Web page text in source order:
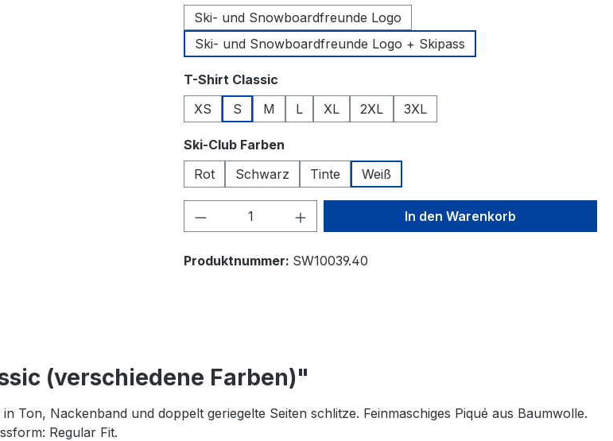
Ski- und Snowboardfreunde Logo
Ski- und Snowboardfreunde Logo + Skipass
T-Shirt Classic
XS
S M L XL 2XL 3XL
Ski-Club Farben
Rot
Schwarz Tinte Weiß
Produkt Anzahl: Gib den gewünschten Wert
In den Warenkorb
Produktnummer: SW10039.40
(verschiedene Farben)"
Nackenband und doppelt geriegelte Seiten schlitze. Feinmaschiges Piqué aus Baumwolle.
Regular Fit.